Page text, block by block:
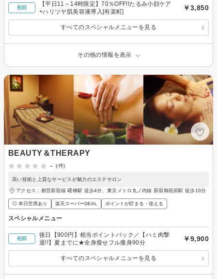
初回
【平日11～14時限定】70％OFF!!たるみ小顔ケア
+ハリツヤ肌美容液導入[有楽町]
￥3,850
すべてのスペシャルメニューを見る
その他の情報を表示
BEAUTY＆THERAPY
-
(-件)
高い技術と上質なサービスが魅力のエステサロン
アクセス：都営新宿線 曙橋駅 徒歩4分、東京メトロ丸ノ内線 新宿御苑前駅 徒歩10分
◎ 本日空席あり 楽天スーパーDEAL ポイントが貯まる・使える
スペシャルメニュー
初回
後日【900円】相当ポイントバック／【ハミ肉撃
退!!】夏までに★全身瘦せフル痩身90分
￥9,900
すべてのスペシャルメニューを見る